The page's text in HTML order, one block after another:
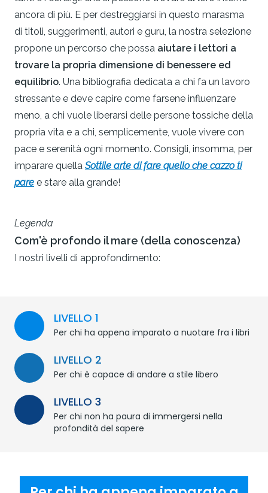
ancora di più. E per destreggiarsi in questo marasma
di titoli, suggerimenti, autori e guru, la nostra selezione
propone un percorso che possa aiutare i lettori a
trovare la propria dimensione di benessere ed
equilibrio. Una bibliografia dedicata a chi fa un lavoro
stressante e deve capire come farsene influenzare
meno, a chi vuole liberarsi delle persone tossiche della
propria vita e a chi, semplicemente, vuole vivere con
pace e serenità ogni momento. Consigli, insomma, per
imparare quella Sottile arte di fare quello che cazzo ti
pare e stare alla grande!
Legenda
Com'è profondo il mare (della conoscenza)
I nostri livelli di approfondimento:
LIVELLO 1
Per chi ha appena imparato a nuotare fra i libri
LIVELLO 2
Per chi è capace di andare a stile libero
LIVELLO 3
Per chi non ha paura di immergersi nella
profondità del sapere